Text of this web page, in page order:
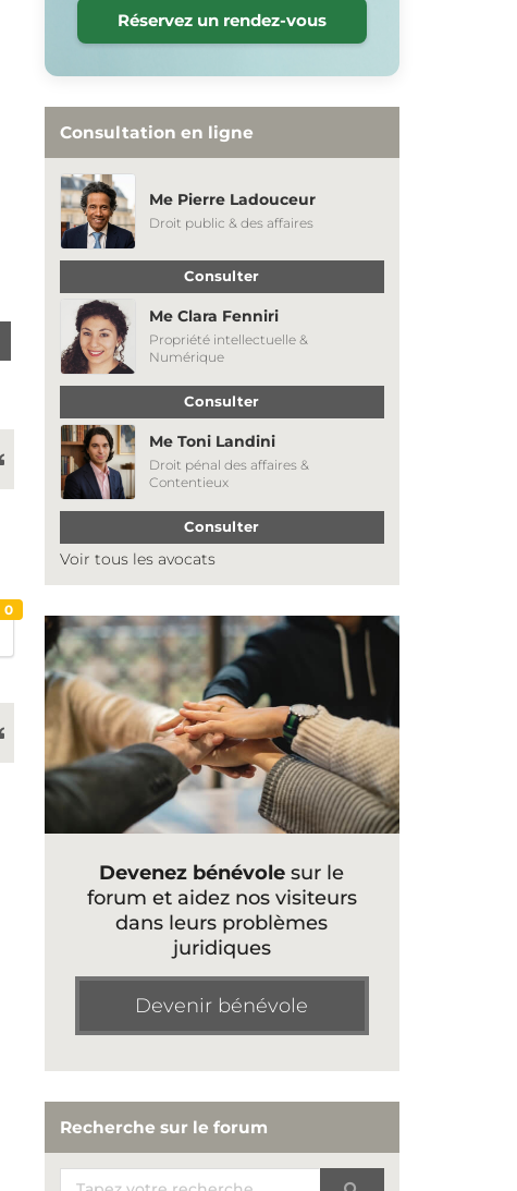
0
Réservez un rendez-vous
Consultation en ligne
Me Pierre Ladouceur
Droit public & des affaires
Consulter
Me Clara Fenniri
Propriété intellectuelle &
Numérique
Consulter
Me Toni Landini
Droit pénal des affaires &
Contentieux
Consulter
Voir tous les avocats
Devenez bénévole sur le
forum et aidez nos visiteurs
dans leurs problèmes
juridiques
Devenir bénévole
Recherche sur le forum